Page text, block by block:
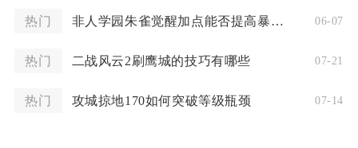
热门 非人学园朱雀觉醒加点能否提高暴击率 06-07
热门 二战风云2刷鹰城的技巧有哪些 07-21
热门 攻城掠地170如何突破等级瓶颈 07-14